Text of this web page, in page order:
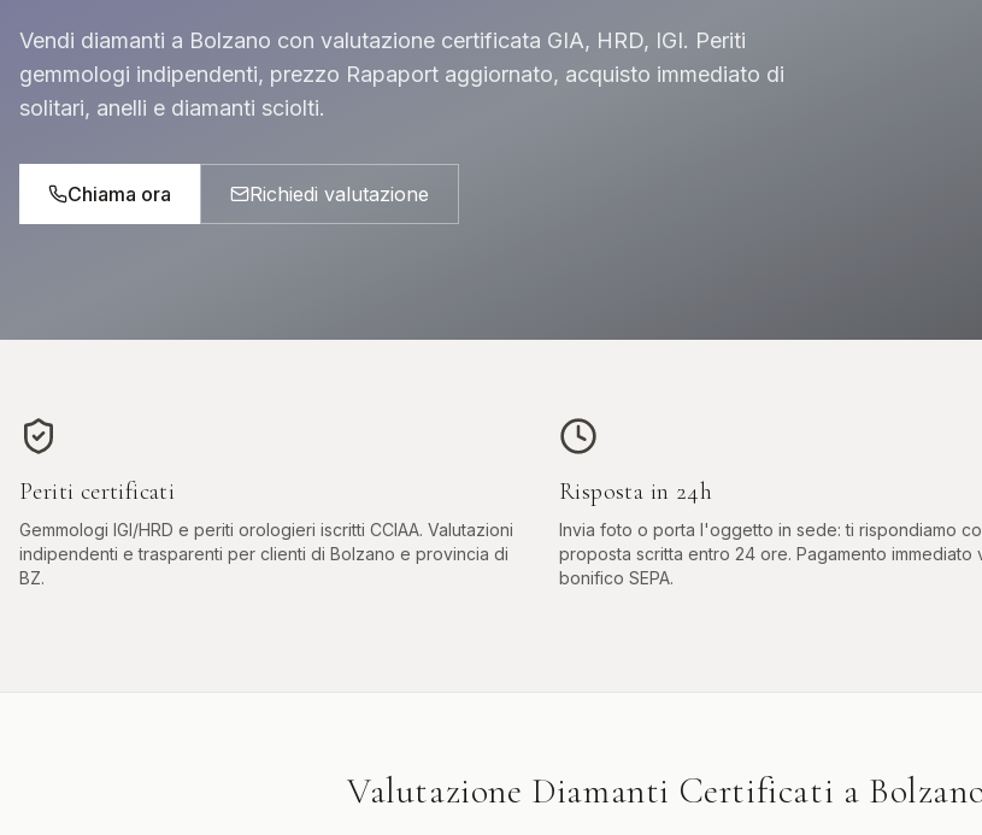
DIAMANTI DA
INVESTIMENTO
Pietre certificate GIA / IGI
ROLEX DA
INVESTIMENTO
OROLOGI DA
Vendi diamanti a Bolzano con valutazione certificata GIA, HRD, IGI. Periti
gemmologi indipendenti, prezzo Rapaport aggiornato, acquisto immediato di
solitari, anelli e diamanti sciolti.
Chiama ora Richiedi valutazione
Periti certificati
Gemmologi IGI/HRD e periti orologieri iscritti CCIAA. Valutazioni
indipendenti e trasparenti per clienti di Bolzano e provincia di
BZ.
Risposta in 24h
Invia foto o porta l'oggetto in sede: ti rispondiamo
proposta scritta entro 24 ore. Pagamento immediato
bonifico SEPA.
Valutazione Diamanti Certificati a